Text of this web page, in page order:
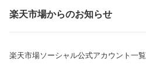
楽天市場からのお知らせ
楽天市場ソーシャル公式アカウント一覧